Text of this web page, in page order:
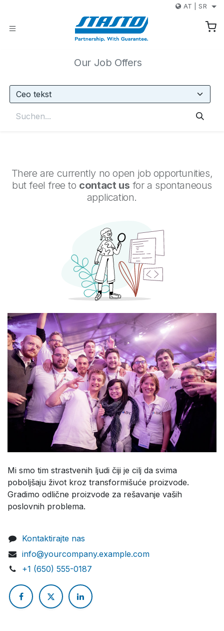
AT |SR
Our Job Offers
There are currently no open job opportunities,
but feel free to contact us for a spontaneous
application.
Mi smo tim strastvenih ljudi čiji je cilj da svima
poboljšaju život kroz transformišuće proizvode.
Gradimo odlične proizvode za rešavanje vaših
poslovnih problema.
Kontaktirajte nas
info@yourcompany.example.com
+1 (650) 555-0187